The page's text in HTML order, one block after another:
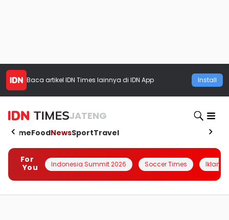
Baca artikel IDN Times lainnya di IDN App Install
JATENG
HomeFoodNewsSportTravel
For
You
Indonesia Summit 2026 Soccer Times Iklanin